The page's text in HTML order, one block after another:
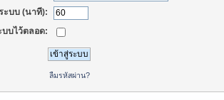
ะบบ (นาที):
บบไว้ตลอด:
ลืมรหัสผ่าน?